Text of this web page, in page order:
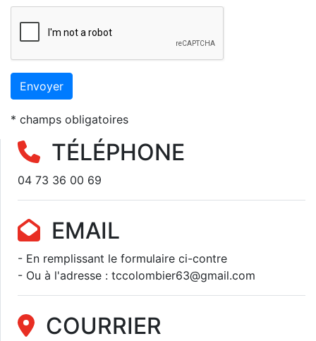
Envoyer
* champs obligatoires
TÉLÉPHONE
04 73 36 00 69
EMAIL
- En remplissant le formulaire ci-contre
- Ou à l'adresse : tccolombier63@gmail.com
COURRIER